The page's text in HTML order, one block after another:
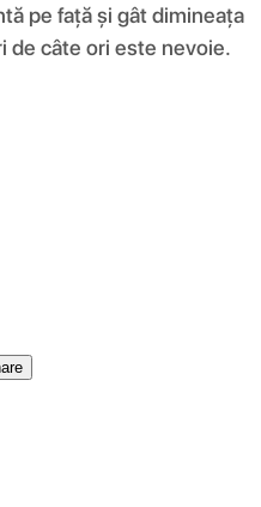
pe față și gât dimineața
de câte ori este nevoie.